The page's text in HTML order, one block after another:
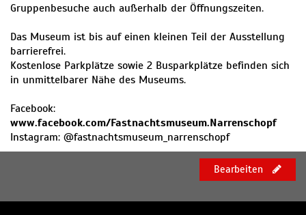
Gruppenbesuche auch außerhalb der Öffnungszeiten.
Das Museum ist bis auf einen kleinen Teil der Ausstellung
barrierefrei.
Kostenlose Parkplätze sowie 2 Busparkplätze befinden sich
in unmittelbarer Nähe des Museums.
Facebook:
www.facebook.com/Fastnachtsmuseum.Narrenschopf
Instagram: @fastnachtsmuseum_narrenschopf
Bearbeiten